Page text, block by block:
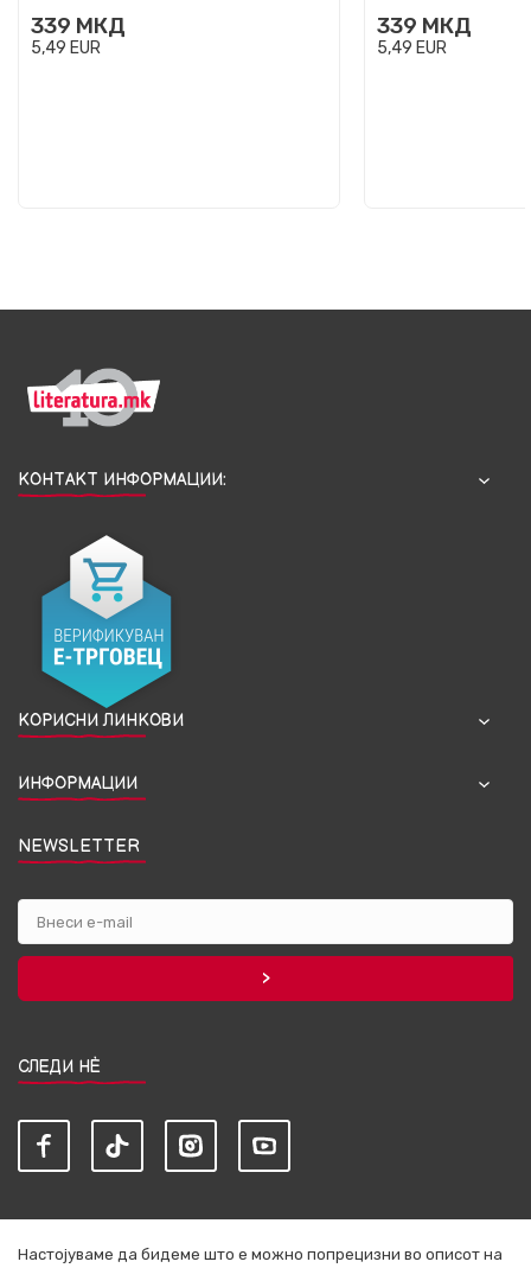
339 МКД
5,49 EUR
339 МКД
5,49 EUR
КОНТАКТ ИНФОРМАЦИИ:
КОРИСНИ ЛИНКОВИ
ИНФОРМАЦИИ
NEWSLETTER
СЛЕДИ НЀ
Настојуваме да бидеме што е можно попрецизни во описот на